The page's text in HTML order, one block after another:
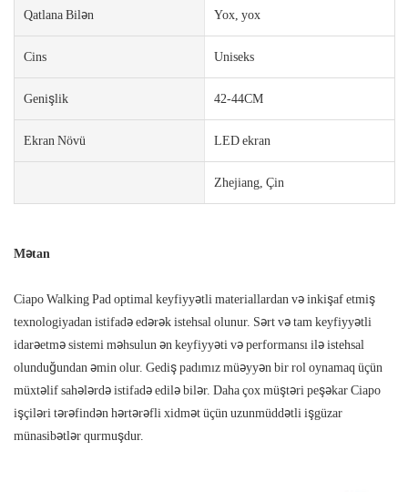
Qatlana Bilən Yox, yox
Cins Uniseks
Genişlik 42-44CM
Ekran Növü LED ekran
Zhejiang, Çin
Mətan
Ciapo Walking Pad optimal keyfiyyətli materiallardan və inkişaf etmiş
texnologiyadan istifadə edərək istehsal olunur. Sərt və tam keyfiyyətli
idarəetmə sistemi məhsulun ən keyfiyyəti və performansı ilə istehsal
olunduğundan əmin olur. Gediş padımız müəyyən bir rol oynamaq üçün
müxtəlif sahələrdə istifadə edilə bilər. Daha çox müştəri peşəkar Ciapo
işçiləri tərəfindən hərtərəfli xidmət üçün uzunmüddətli işgüzar
münasibətlər qurmuşdur.